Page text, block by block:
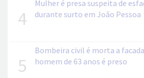
4
Mulher é presa suspeita de
durante surto em João Pessoa
5
Bombeira civil é morta a
homem de 63 anos é preso